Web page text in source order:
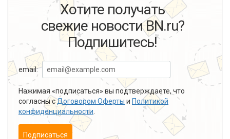
Хотите получать
свежие новости BN.ru?
Подпишитесь!
email:
Нажимая «подписаться» вы подтверждаете, что
согласны сДоговором Оферты и Политикой
конфиденциальности
Подписаться